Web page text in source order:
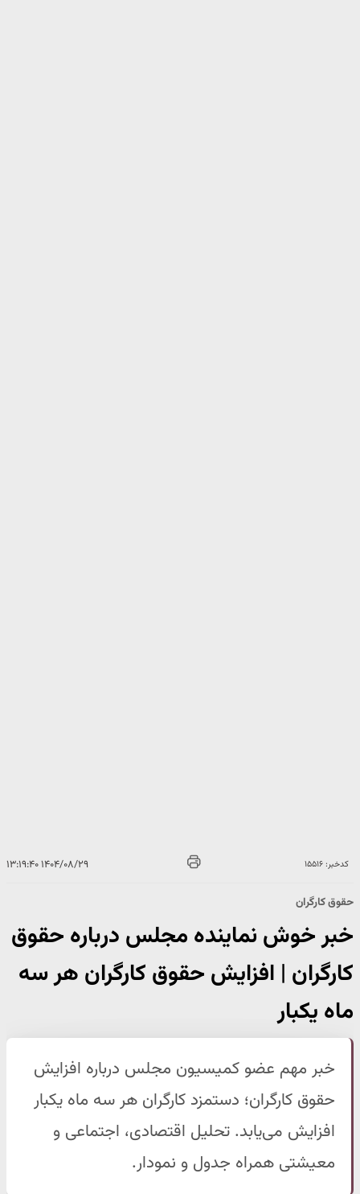
کدخبر: ۱۵۵۱۶ ۱۴۰۴/۰۸/۲۹ ۱۳:۱۹:۴۰
حقوق کارگران
خبر خوش نماینده مجلس درباره حقوق
کارگران | افزایش حقوق کارگران هر سه
ماه یکبار
خبر مهم عضو کمیسیون مجلس درباره افزایش
حقوق کارگران؛ دستمزد کارگران هر سه ماه یکبار
افزایش می‌یابد. تحلیل اقتصادی، اجتماعی و
معیشتی همراه جدول و نمودار.